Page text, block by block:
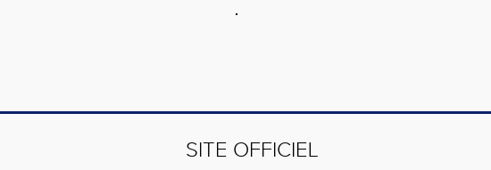
SITE OFFICIEL